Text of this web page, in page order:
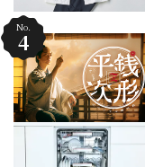
No.